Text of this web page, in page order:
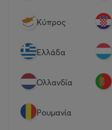
Κύπρος
Eλλάδα
Ολλανδία
Ρουμανία